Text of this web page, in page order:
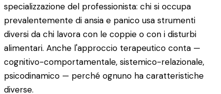
specializzazione del professionista: chi si occupa
prevalentemente di ansia e panico usa strumenti
diversi da chi lavora con le coppie o con i disturbi
alimentari. Anche l'approccio terapeutico conta —
cognitivo-comportamentale, sistemico-relazionale,
psicodinamico — perché ognuno ha caratteristiche
diverse.